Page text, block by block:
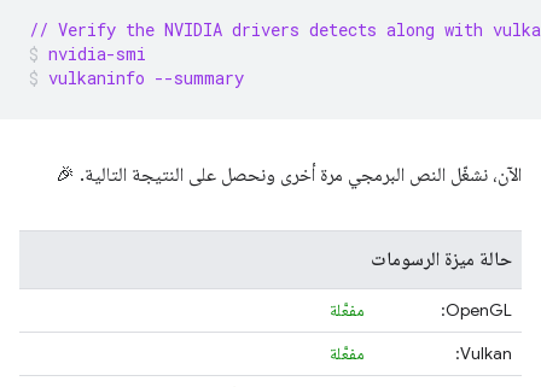
// Verify the NVIDIA drivers detects along with
nvidia-smi
vulkaninfo --summary
الآن، نشغّل النص البرمجي مرة أخرى ونحصل على النتيجة التالية. 🎉
حالة ميزة الرسومات
‫OpenGL:
مفعَّلة
‫Vulkan:
مفعَّلة